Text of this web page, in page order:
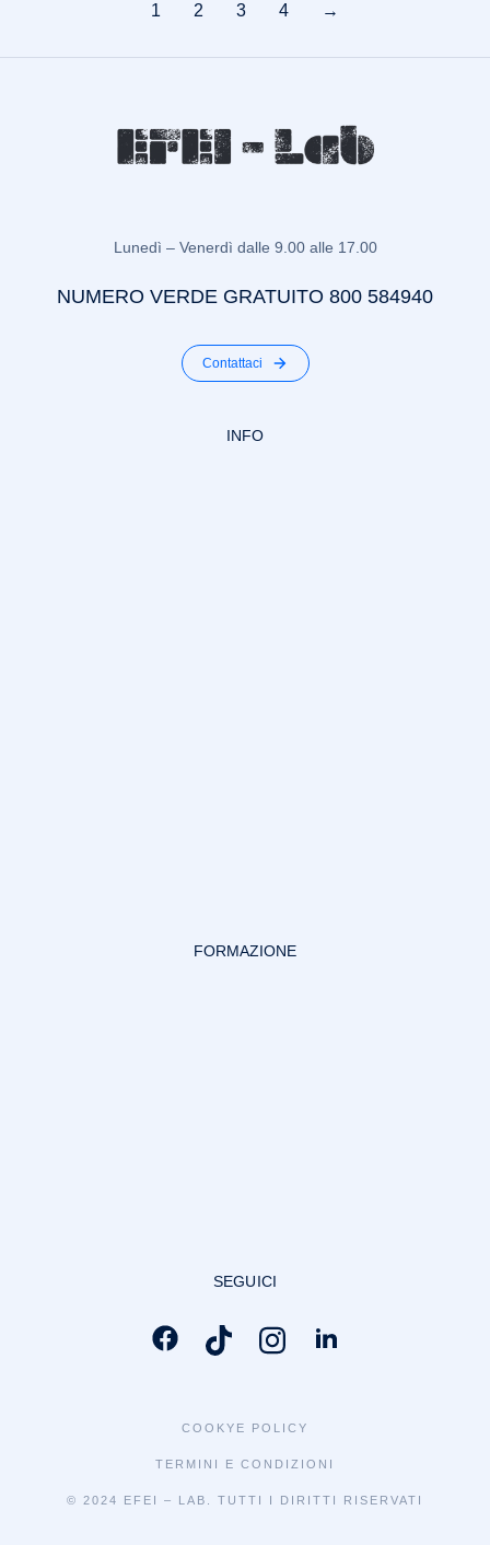
1 2 3 4 →
Lunedì – Venerdì dalle 9.00 alle 17.00
NUMERO VERDE GRATUITO 800 584940
Contattaci
INFO
FORMAZIONE
SEGUICI
© 2024 EFEI – LAB. TUTTI I DIRITTI RISERVATI
COOKYE POLICY
TERMINI E CONDIZIONI